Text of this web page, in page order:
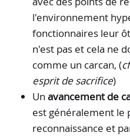
l'environnement
fonctionnaires leur
n'est pas et cela ne
comme un carcan, (
esprit de sacrifice)
Un avancement de
est généralement le
reconnaissance et